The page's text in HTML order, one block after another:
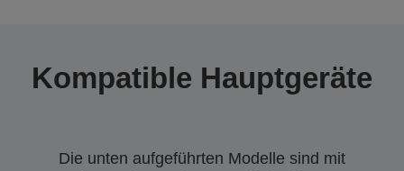
Kompatible Hauptgeräte
Die unten aufgeführten Modelle sind mit